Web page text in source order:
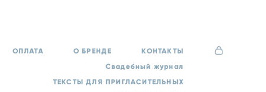
ОПЛАТА О БРЕНДЕ
КОНТАКТЫ
Свадебный журнал
ТЕКСТЫ ДЛЯ ПРИГЛАСИТЕЛЬНЫХ